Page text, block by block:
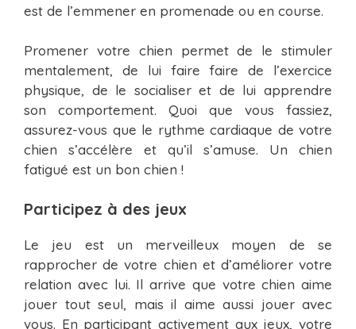
est de l’emmener en promenade ou en course.
Promener votre chien permet de le stimuler
mentalement, de lui faire faire de l’exercice
physique, de le socialiser et de lui apprendre
son comportement. Quoi que vous fassiez,
assurez-vous que le rythme cardiaque de votre
chien s’accélère et qu’il s’amuse. Un chien
fatigué est un bon chien !
Participez à des jeux
Le jeu est un merveilleux moyen de se
rapprocher de votre chien et d’améliorer votre
relation avec lui. Il arrive que votre chien aime
jouer tout seul, mais il aime aussi jouer avec
vous. En participant activement aux jeux, votre